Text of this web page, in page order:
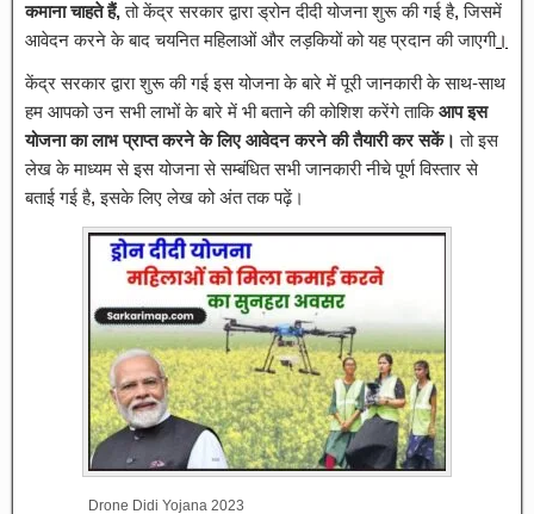
कमाना चाहते हैं,तो केंद्र सरकार द्वारा ड्रोन दीदी योजना शुरू की गई है, जिसमें
आवेदन करने के बाद चयनित महिलाओं और लड़कियों को यह प्रदान की जाएगी।
केंद्र सरकार द्वारा शुरू की गई इस योजना के बारे में पूरी जानकारी के साथ-साथ
हम आपको उन सभी लाभों के बारे में भी बताने की कोशिश करेंगे ताकिआप इस
योजना का लाभ प्राप्त करने के लिए आवेदन करने की तैयारी कर सकें। तो इस
लेख के माध्यम से इस योजना से सम्बंधित सभी जानकारी नीचे पूर्ण विस्तार से
बताई गई है, इसके लिए लेख को अंत तक पढ़ें।
Drone Didi Yojana 2023